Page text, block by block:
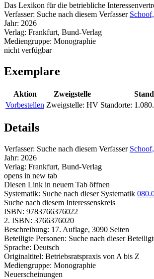
Das Lexikon für die betriebliche
Verfasser: Suche nach diesem Verfasser
Jahr: 2026
Verlag: Frankfurt, Bund-Verlag
Mediengruppe: Monographie
nicht verfügbar
Exemplare
Aktion Zweigstelle
Vorbestellen Zweigstelle: HV Standorte:
Details
Verfasser: Suche nach diesem Verfasser
Jahr: 2026
Verlag: Frankfurt, Bund-Verlag
opens in new tab
Diesen Link in neuem Tab öffnen
Systematik: Suche nach dieser Systematik
Suche nach diesem Interessenskreis
ISBN: 9783766376022
2. ISBN: 3766376020
Beschreibung: 17. Auflage, 3090 Seiten
Beteiligte Personen: Suche nach dieser
Sprache: Deutsch
Originaltitel: Betriebsratspraxis von A bis Z
Mediengruppe: Monographie
Neuerscheinungen